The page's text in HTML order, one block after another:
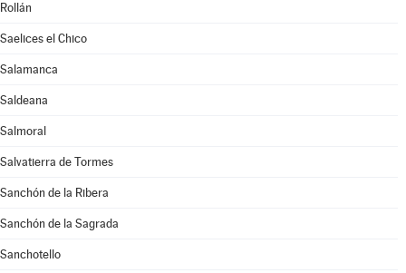
Rollán
Saelices el Chico
Salamanca
Saldeana
Salmoral
Salvatierra de Tormes
Sanchón de la Ribera
Sanchón de la Sagrada
Sanchotello